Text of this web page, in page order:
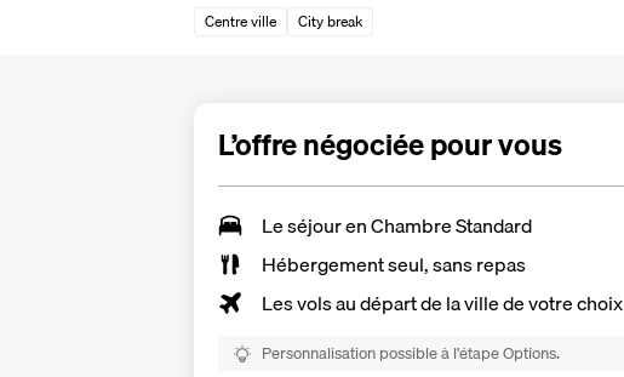
Centre ville
City break
L’offre négociée pour vous
Le séjour en Chambre Standard
Hébergement seul, sans repas
Les vols au départ de la ville de votre choix
Personnalisation possible à l’étape Options.